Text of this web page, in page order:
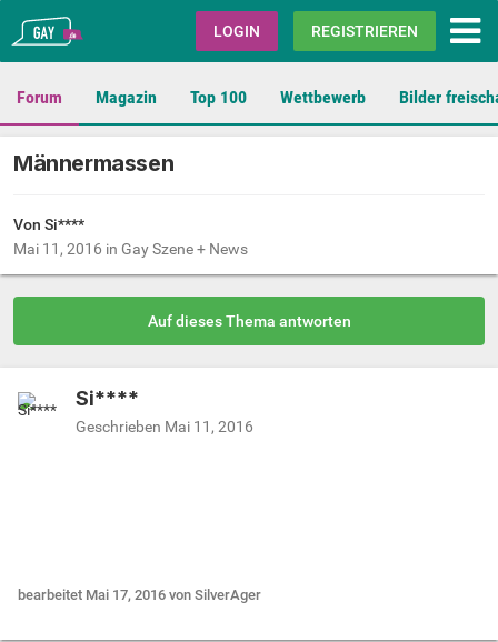
Gay.de LOGIN REGISTRIEREN
Forum Magazin Top 100 Wettbewerb Bilder
Männermassen
Von Si****
Mai 11, 2016 in Gay Szene + News
Auf dieses Thema antworten
Si****
Geschrieben Mai 11, 2016
bearbeitet Mai 17, 2016 von SilverAger